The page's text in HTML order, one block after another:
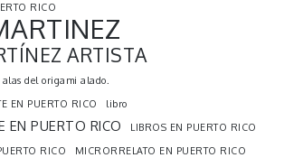
RICO
ARTISTA
del origami alado.
EN PUERTO RICO
libro
EN PUERTO RICO
LIBROS EN PUERTO RICO
RICO
MICRORRELATO EN PUERTO RICO